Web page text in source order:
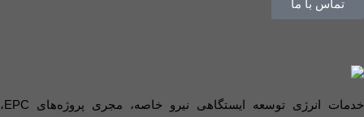
تماس با ما
خدمات انرژی توسعه ایستگاهی نیرو خاصه، مجری پروژه‌های EPC،